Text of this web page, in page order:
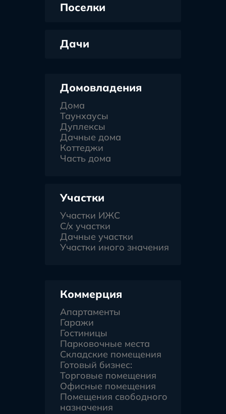
Поселки
Дачи
Домовладения
Дома
Таунхаусы
Дуплексы
Дачные дома
Коттеджи
Часть дома
Участки
Участки ИЖС
С/х участки
Дачные участки
Участки иного значения
Коммерция
Апартаменты
Гаражи
Гостиницы
Парковочные места
Складские помещения
Готовый бизнес:
Торговые помещения
Офисные помещения
Помещения свободного
назначения